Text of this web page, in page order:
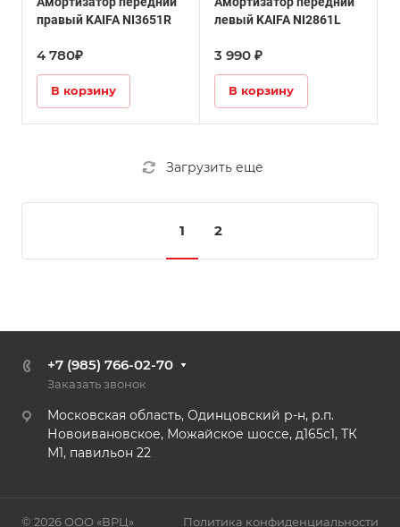
правый KAIFA NI3651R
4 780₽
В корзину
левый KAIFA NI2861L
3 990 ₽
В корзину
Загрузить еще
1 2
+7 (985) 766-02-70
Заказать звонок
Московская область, Одинцовский р-н, р.п.
Новоивановское, Можайское шоссе, д165с1, ТК
М1, павильон 22
© 2026 ООО «ВРЦ» Политика конфиденциальности